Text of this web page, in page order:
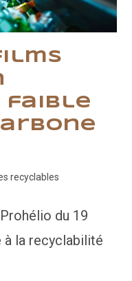
films
faible
recyclables
du 19
la recyclabilité